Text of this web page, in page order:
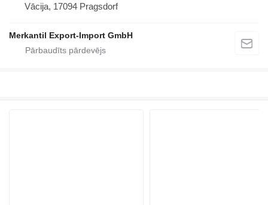
Vācija, 17094 Pragsdorf
Merkantil Export-Import GmbH